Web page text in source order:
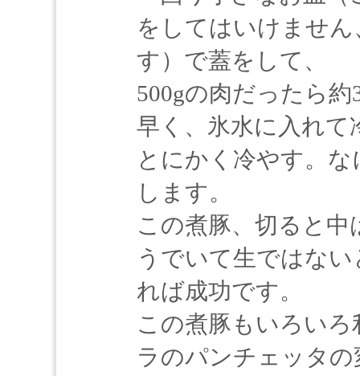
をしてはいけませ
す）で蓋をして、
500gの肉だったら
早く、氷水に入れて
とにかく冷やす。
します。
この煮豚、切ると
うでいて生ではな
れば成功です。
この煮豚もいろい
ラのパンチェッタ